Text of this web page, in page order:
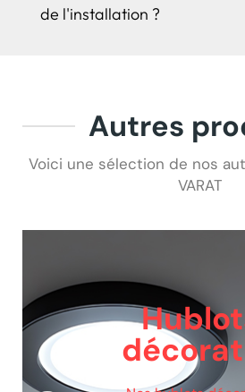
de l'installation ?
Autres
Voici une sélection de nos
VARAT